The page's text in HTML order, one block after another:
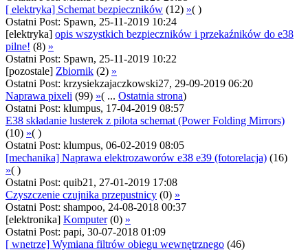
[ elektryka] Schemat bezpieczników (12) »( )
Ostatni Post: Spawn, 25-11-2019 10:24
[elektryka] opis wszystkich bezpieczników i przekaźników do e38
pilne! (8) »
Ostatni Post: Spawn, 25-11-2019 10:22
[pozostale] Zbiornik (2) »
Ostatni Post: krzysiekzajaczkowski27, 29-09-2019 06:20
Naprawa pixeli (99) »( ... Ostatnia strona)
Ostatni Post: klumpus, 17-04-2019 08:57
E38 składanie lusterek z pilota schemat (Power Folding Mirrors)
(10) »( )
Ostatni Post: klumpus, 06-02-2019 08:05
[mechanika] Naprawa elektrozaworów e38 e39 (fotorelacja) (16)
»( )
Ostatni Post: quib21, 27-01-2019 17:08
Czyszczenie czujnika przepustnicy (0) »
Ostatni Post: shampoo, 24-08-2018 00:37
[elektronika] Komputer(0) »
Ostatni Post: papi, 30-07-2018 01:09
[ wnetrze] Wymiana filtrów obiegu wewnętrznego (46)